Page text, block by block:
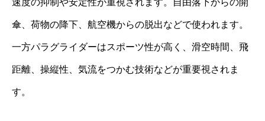
傘、荷物の降下、航空機からの脱出などで使われます。
一方パラグライダーはスポーツ性が高く、滑空時間、飛
距離、操縦性、気流をつかむ技術などが重要視されま
す。